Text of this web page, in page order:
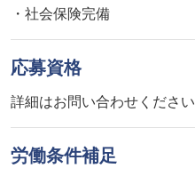
・社会保険完備
応募資格
詳細はお問い合わせください
労働条件補足